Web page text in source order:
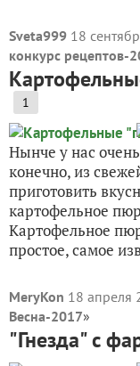
Sveta999 18
конкурс рецептов-
1
Нынче у нас
конечно, из
приготовить
картофельное
Картофельное
простое, самое
MeryKon 18 апреля
Весна-2017»
"Гнезда" с